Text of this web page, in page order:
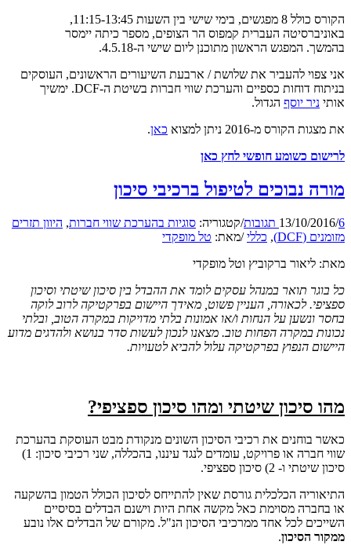
הקורס כולל 8 מפגשים, בימי שישי בין השעות 11:15-13:45,
באוניברסיטה העברית קמפוס הר הצופים, מספר כיתה יימסר
בהמשך. המפגש הראשון מתוכנן ליום שישי ה-4.5.18.
אני צפוי להעביר את שלושת / ארבעת השיעורים הראשונים, העוסקים
בניתוח דוחות כספיים והערכת שווי חברות בשיטת ה-DCF. ימשיך
אותי ניר יוסף הגדול.
את מצגות הקורס מ-2016 ניתן למצוא
כאן.
לרישום כשומע חופשי לחץ כאן
מורה נבוכים לטיפול ברכיבי סיכון
13/10/2016/6 תגובות /קטגוריה: סוגיות בהערכת שווי חברות, היוון תזרים
מזומנים (DCF)
, כללי /מאת: טל מופקדי
מאת: ליאור ברקוביץ וטל מופקדי
כל בוגר תואר במנהל עסקים לומד את ההבדל בין סיכון שיטתי וסיכון
ספציפי. לכאורה, העניין פשוט, מאידך היישום בפרקטיקה לרוב לוקה
בחסר ונשען על הנחות ו/או אמונות בלתי מדויקות במקרה הטוב, ובלתי
נכונות במקרה הפחות טוב. מצאנו לנכון לעשות סדר בנושא ולהדגים מדוע
היישום הנפוץ בפרקטיקה עלול להביא לטעויות.
מהו סיכון שיטתי ומהו סיכון ספציפי?
כאשר בוחנים את רכיבי הסיכון השונים מנקודת מבט העוסקת בהערכת
שווי חברה או פרויקט, עומדים לנגד עיננו, בהכללה, שני רכיבי סיכון: 1)
סיכון שיטתי ו- 2) סיכון ספציפי.
התיאוריה הכלכלית גורסת שאין להתייחס לסיכון הכולל הטמון בהשקעה
או בחברה מסוימת כאל מקשה אחת היות וישנם הבדלים בסיסיים
השייכים לכל אחד ממרכיבי הסיכון הנ"ל. מקורם של הבדלים אלו נובע
ממקור הסיכון.